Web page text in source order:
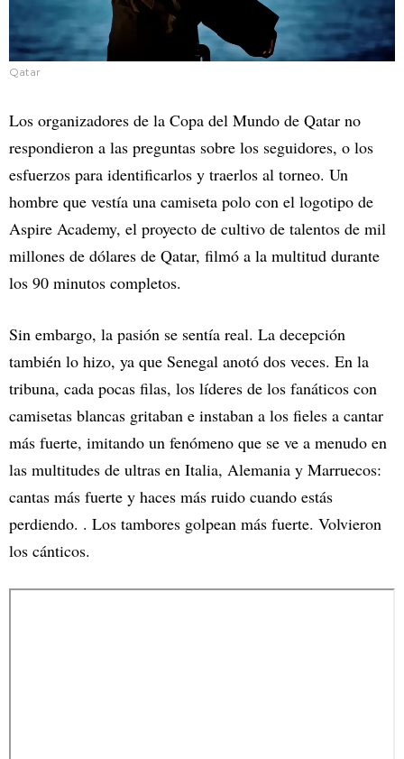
Qatar
Los organizadores de la Copa del Mundo de Qatar no
respondieron a las preguntas sobre los seguidores, o los
esfuerzos para identificarlos y traerlos al torneo. Un
hombre que vestía una camiseta polo con el logotipo de
Aspire Academy, el proyecto de cultivo de talentos de mil
millones de dólares de Qatar, filmó a la multitud durante
los 90 minutos completos.
Sin embargo, la pasión se sentía real. La decepción
también lo hizo, ya que Senegal anotó dos veces. En la
tribuna, cada pocas filas, los líderes de los fanáticos con
camisetas blancas gritaban e instaban a los fieles a cantar
más fuerte, imitando un fenómeno que se ve a menudo en
las multitudes de ultras en Italia, Alemania y Marruecos:
cantas más fuerte y haces más ruido cuando estás
perdiendo. . Los tambores golpean más fuerte. Volvieron
los cánticos.